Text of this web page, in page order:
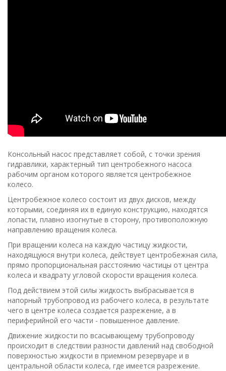
Консольный насос представляет собой, с точки зрения
гидравлики, характерный тип центробежного насоса
рабочим органом которого является центробежное
колесо.
Центробежное колесо состоит из двух дисков, между
которыми, соединяя их в единую конструкцию, находятся
лопасти, плавно изогнутые в сторону, противоположную
направлению вращения колеса.
При вращении колеса на каждую частицу жидкости,
находящуюся внутри колеса, действует центробежная сила,
прямо пропорциональная расстоянию частицы от центра
колеса и квадрату угловой скорости вращения колеса.
Под действием этой силы жидкость выбрасывается в
напорный трубопровод из рабочего колеса, в результате
чего в центре колеса создается разрежение, а в
периферийной его части - повышенное давление.
Движение жидкости по всасывающему трубопроводу
происходит в следствии разности давлений над свободной
поверхностью жидкости в приемном резервуаре и в
центральной области колеса, где имеется разрежение.